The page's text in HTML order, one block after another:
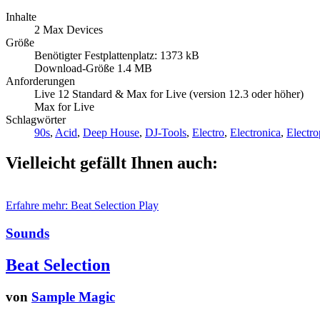
Inhalte
2 Max Devices
Größe
Benötigter Festplattenplatz: 1373 kB
Download-Größe 1.4 MB
Anforderungen
Live 12 Standard & Max for Live (version 12.3 oder höher)
Max for Live
Schlagwörter
90s, Acid, Deep House, DJ-Tools, Electro, Electronica,
Vielleicht gefällt Ihnen auch:
Erfahre mehr: Beat Selection Play
Sounds
Beat Selection
von Sample Magic